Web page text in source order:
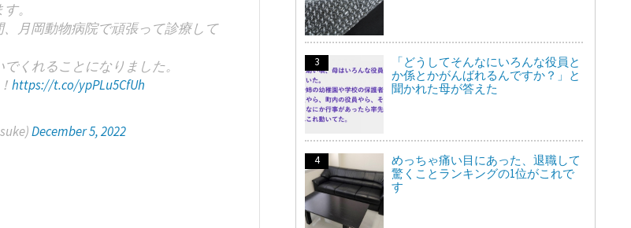
。
月岡動物病院で頑張って診療して
くれることになりました。
https://t.co/ypPLu5CfUh
December 5, 2022
「どうしてそんなにいろんな役員と
か係とかがんばれるんですか？」と
聞かれた母が答えた
めっちゃ痛い目にあった、退職して
驚くことランキングの1位がこれで
す